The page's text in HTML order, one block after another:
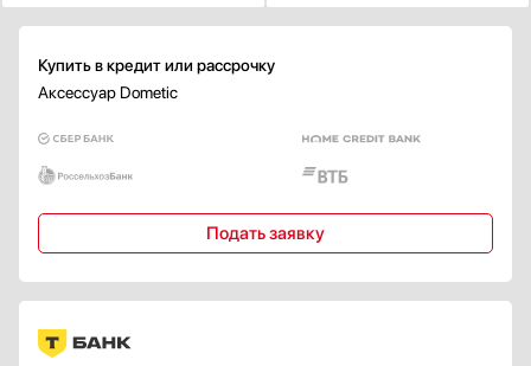
Купить в кредит или рассрочку
Аксессуар Dometic
Подать заявку